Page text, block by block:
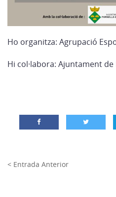
Ho organitza: Agrupació
Hi col·labora: Ajuntament de
< Entrada Anterior